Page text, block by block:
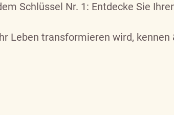
Schlüssel Nr. 1: Entdecke Sie
Leben transformieren wird, kennen